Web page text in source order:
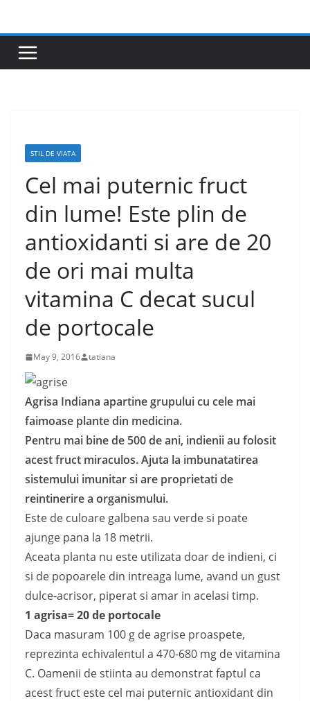
content
STIL DE VIATA
Cel mai puternic fruct
din lume! Este plin de
antioxidanti si are de 20
de ori mai multa
vitamina C decat sucul
de portocale
May 9, 2016 tatiana
Agrisa Indiana apartine grupului cu cele mai
faimoase plante din medicina.
Pentru mai bine de 500 de ani, indienii au folosit
acest fruct miraculos. Ajuta la imbunatatirea
sistemului imunitar si are proprietati de
reintinerire a organismului.
Este de culoare galbena sau verde si poate
ajunge pana la 18 metrii.
Aceata planta nu este utilizata doar de indieni, ci
si de popoarele din intreaga lume, avand un gust
dulce-acrisor, piperat si amar in acelasi timp.
1 agrisa= 20 de portocale
Daca masuram 100 g de agrise proaspete,
reprezinta echivalentul a 470-680 mg de vitamina
C. Oamenii de stiinta au demonstrat faptul ca
acest fruct este cel mai puternic antioxidant din